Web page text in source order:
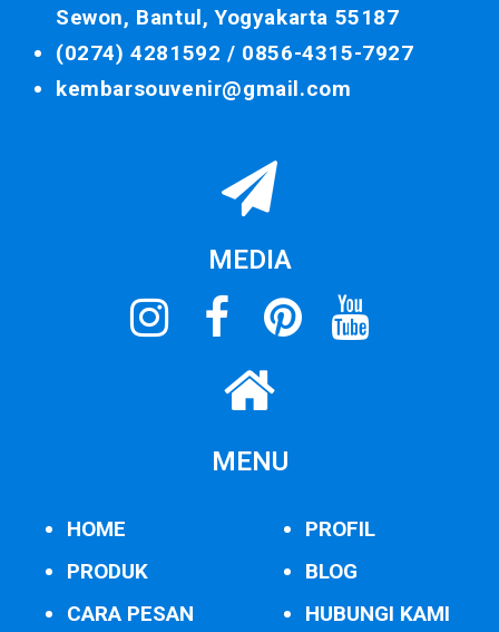
Sewon, Bantul, Yogyakarta 55187
(0274) 4281592 / 0856-4315-7927
kembarsouvenir@gmail.com
MEDIA
MENU
HOME
PRODUK
CARA PESAN
PROFIL
BLOG
HUBUNGI KAMI